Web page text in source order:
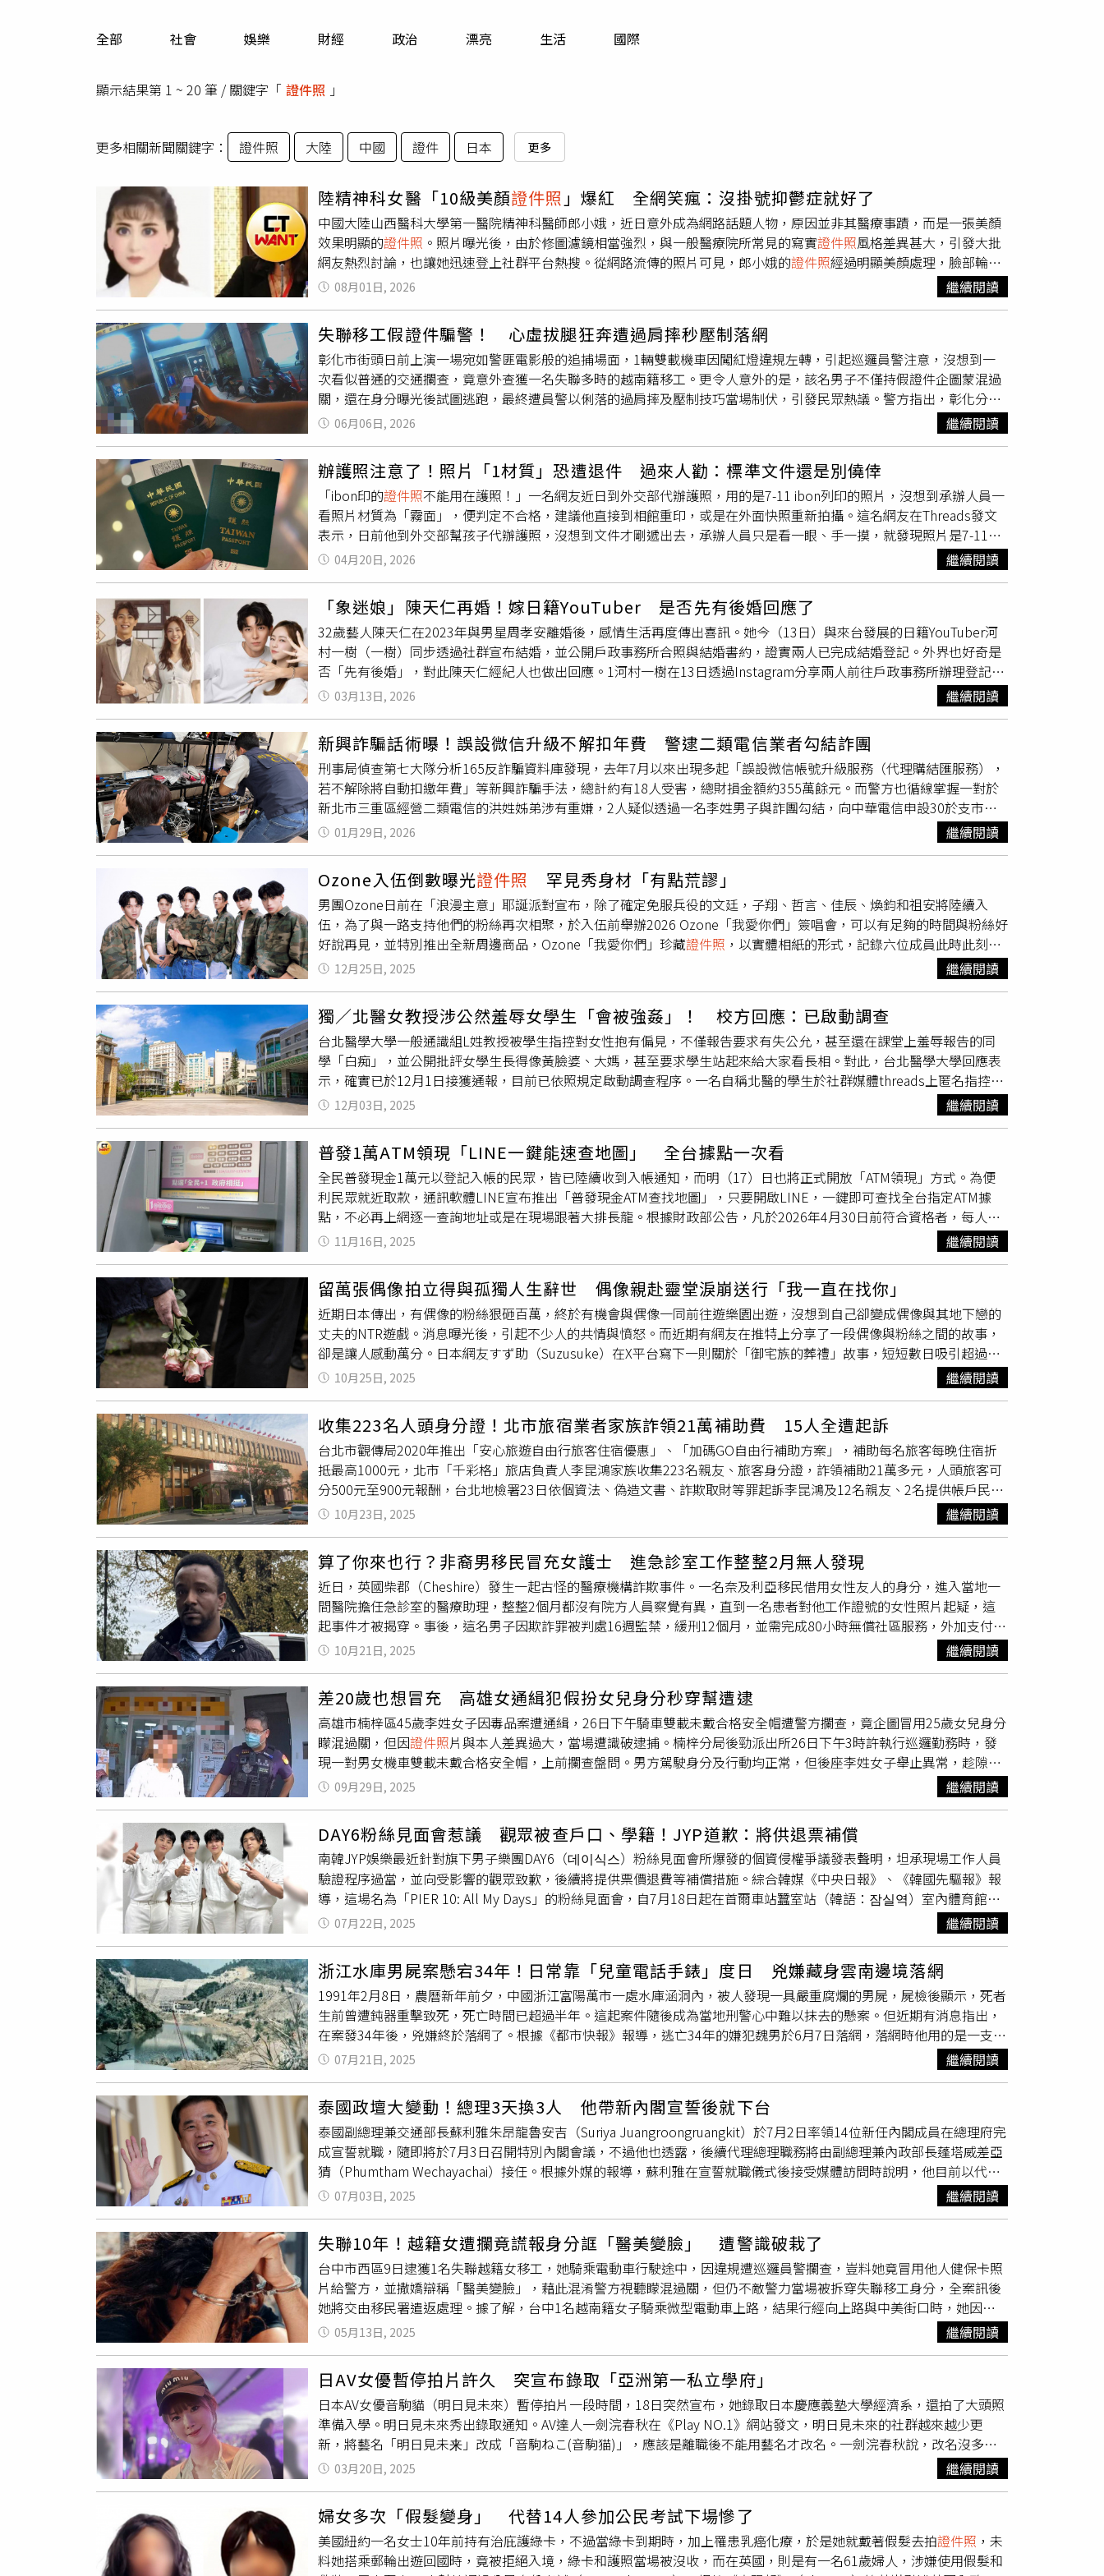
運勢
全部 社會 娛樂 財經 政治 漂亮 生活 國際
顯示結果第 1 ~ 20 筆 / 關鍵字「 證件照 」
更多相關新聞關鍵字： 證件照 大陸 中國 證件 日本 更多
陸精神科女醫「10級美顏證件照 」爆紅 全網笑瘋：沒掛號抑鬱症就好了
中國大陸山西醫科大學第一醫院精神科醫師郎小娥，近日意外成為網路話題人物，原因並非其醫療事蹟，而是一張美顏
效果明顯的證件照 。照片曝光後，由於修圖濾鏡相當強烈，與一般醫療院所常見的寫實證件照風格差異甚大，引發大批
網友熱烈討論，也讓她迅速登上社群平台熱搜。從網路流傳的照片可見，郎小娥的證件照經過明顯美顏處理，臉部輪
廓、膚質及五官都呈現高度修飾效果，與不少人印象中的醫師形象形成強烈反差。隨著話題持續發酵，有網友翻出她平
形成鮮明對比。兩組照片在
張證件照打破了外界對精神科醫師一向嚴肅、冷靜的刻板印象。另外，也有部分網友認為，照片是否經過美顏並不影響
醫師的專業能力，重點仍在於醫療品質與臨床經驗，呼籲外界不必過度放大外貌話題。有人指出，如今不少證件照拍攝
服務都提供美顏修圖功能，因此出現與本人略有差異的照片並不罕見。中國大陸山西醫科大學第一醫院精神科醫師郎小
娥，近日意外成為網路話題人物。（圖／翻攝自微博）
08月01日, 2026 繼續閱讀
失聯移工假證件騙警！ 心虛拔腿狂奔遭過肩摔秒壓制落網
彰化市街頭日前上演一場宛如警匪電影般的追捕場面，1輛雙載機車因闖紅燈違規左轉，引起巡邏員警注意，沒想到一
次看似普通的交通攔查，竟意外查獲一名失聯多時的越南籍移工。更令人意外的是，該名男子不僅持假證件企圖蒙混過
關，還在身分曝光後試圖逃跑，最終遭員警以俐落的過肩摔及壓制技巧當場制伏，引發民眾熱議。警方指出，彰化分局
民族路派出所巡佐翁士鈞於4日晚間執行巡邏勤務時，行經彰化市中正路與中華路口，發現一輛機車在紅燈時違規左
片與本人長相有明顯差異，雖然男子能
夠流利背誦證件上的姓名、出生年月日等個人資料，但仍無法消除員警心中的疑慮。面對警方持續追問與查證，男子神
情逐漸緊張。員警進一步檢查其手機內容時，意外發現真正的居留證照片，這才揭穿其冒用他人證件的行為。經警方確
認身分後，發現該名39歲鄧姓男子為越南籍失聯移工，長期未依規定接受管理，因此成為查緝對象。然而，就在警方準
備將鄧男帶往彰化專勤隊接受後續調查時，鄧男突然心虛失控，企圖趁隙逃離現場。巡佐翁士鈞見狀反應迅速，立即施
展平日警技訓練所學，以過肩摔及柔道壓制技巧將鄧男撂倒在地，成功阻止其逃脫。過程中，熱心民眾見警方獨自壓制
嫌犯，也主動上前協助，最終順利將鄧男上銬控制。警方表示，員警執勤時除了需要具備敏銳觀察力外，也必須仰賴平
日紮實的警技訓練，才能在突發狀況下迅速應變。本案訊後已依法移送彰化縣專勤隊處理，並辦理後續收容及遣返程
序。警方也呼籲，民眾切勿冒用他人證件或從事違法行為，以免觸法受罰，得不償失。
06月06日, 2026 繼續閱讀
辦護照注意了！照片「1材質」恐遭退件 過來人勸：標準文件還是別僥倖
「ibon印的證件照不能用在護照！」一名網友近日到外交部代辦護照，用的是7-11 ibon列印的照片，沒想到承辦人員一
看照片材質為「霧面」，便判定不合格，建議他直接到相館重印，或是在外面快照重新拍攝。這名網友在Threads發文
表示，日前他到外交部幫孩子代辦護照，沒想到文件才剛遞出去，承辦人員只是看一眼、手一摸，就發現照片是7-11
ibon列印的，但由於ibon輸出的是霧面材質，護照照片規定必須使用亮面照片，因此退回。原PO提到，承辦人員強調，
照片的格式、畫素都沒問題，但霧面就是不行，建議到相館重印，或是在外面快照重拍。不過，原PO也說，因為他代
辦，沒帶原始檔，更沒有帶本人，所以只能先回家。貼文曝光後，不少鄉民紛紛在底下留言，「若護照剩半年未過期，
去辦自然人憑證，線上申辦就可以直接上傳 證件照電子檔」、「我去萊爾富相片機印過，可以辦護照」、「台中辦護照
證件快照區有專人服務調整位置，花個百來元拍得蠻好看又不會因為格式畫素不足被退件」、「網路預約辦護照就不用
印大頭照了，政府官網上傳照片時會有頭像比例，自行調整成符合格式，但預約時要印出彩色版本的預約單才行」。也
有人說，「全家的亮面照片可以啊，2個月前才剛換護照」、「全家也不行，選亮面相片紙也一樣，都被退件過，櫃檯
人員當時跟我說只接受照相館」、「去給旅行社代辦，他們表示今年的大頭照只要不是照相館拍的，非常高的機率會被
退件，而且耳朵越來越嚴說要露出……在這裡奉勸大家還是去照相館拍，比較不會浪費時間，標準文件還是不要僥
倖」。
04月20日, 2026 繼續閱讀
「象迷娘」陳天仁再婚！嫁日籍YouTuber 是否先有後婚回應了
32歲藝人陳天仁在2023年與男星周孝安離婚後，感情生活再度傳出喜訊。她今（13日）與來台發展的日籍YouTuber河
村一樹（一樹）同步透過社群宣布結婚，並公開戶政事務所合照與結婚書約，證實兩人已完成結婚登記。外界也好奇是
否「先有後婚」，對此陳天仁經紀人也做出回應。1河村一樹在13日透過Instagram分享兩人前往戶政事務所辦理登記的
照片，並在貼文中寫下「我們今天去登記了！」同時附上結婚書約，字裡行間洋溢喜悅。他也以中日雙語向外界表示
「大家以後也請多多指教」、「よろしくお願い致します」。河村一樹透露，兩人為了辦理結婚登記事前準備不少文
件，包括拍攝
準備齊全，但到戶政事務所後才得知單身證明仍需進一步驗證，因此一度無法完成登記，之後補齊文件後順利完成手
續。針對外界關心是否「先有後婚」，陳天仁經紀人表示，陳天仁日前才在社群限時動態分享生理期到來的貼文，寫下
「我的大姨媽很少缺席重要日子」，藉此回應相關猜測。至於是否會補辦婚宴，經紀人也透露確實有相關規劃，但目前
尚未確定時間與細節。事實上，陳天仁去年被本刊拍到與河村一樹互動親密，兩人在街頭甜蜜約會畫面曝光後引發討
論。當時她透過經紀人回應表示「目前開心相處中，希望大家給點空間」，也被外界視為大方認愛。陳天仁2010年就讀
平鎮高中時，因在球場觀眾席替兄弟象（現為中信兄弟）加油而受到關注，一夕之間在網路爆紅，被封為「象迷娘」，
之後進入演藝圈，陸續參與多部廣告與戲劇演出。她在2021年與演員周孝安結婚並育有一名女兒，不過婚姻維持約2年
後在2023年宣布離婚。離婚後她曾因節目發言與人際關係話題多次登上新聞版面，如今宣布與河村一樹再度步入婚姻，
也讓不少粉絲感到驚喜。 在 Instagram 查看這則貼文 從 Instagram 分享的貼文
03月13日, 2026 繼續閱讀
新興詐騙話術曝！誤設微信升級不解扣年費 警逮二類電信業者勾結詐團
刑事局偵查第七大隊分析165反詐騙資料庫發現，去年7月以來出現多起「誤設微信帳號升級服務（代理購結匯服務），
若不解除將自動扣繳年費」等新興詐騙手法，總計約有18人受害，總財損金額約355萬餘元。而警方也循線掌握一對於
新北市三重區經營二類電信的洪姓姊弟涉有重嫌，2人疑似透過一名李姓男子與詐團勾結，向中華電信申設30於支市
話，以將詐團來電設微未顯示號碼，警方見時機成熟後也一舉將洪姓姊弟等9人逮捕到案。據了解，詐團多以「未顯
示」號碼撥打給民眾，等民眾上鉤後，以口述方式告知民眾假微信官網網址，以向「客服」申請解除服務，同時要求民
的洪姓姊弟於新北三重經營二類電信台傳科技有限公司，透過29歲的李姓男子牽線與詐團聯繫，以個人名義在多處商辦
大樓與客戶民宅內，向中華電信與遠傳電信等一類電信業者申請30餘線之市話電話與節費電話供IPPBX (網路電話交換
機)使用，透過事先設定「顯號功能關閉」，藉此將來自境外的網路電話（VoIP），轉置為其公司所申設的市話號碼，成
功規避境外門號攔阻機制，「偽裝」成隱藏號碼的市話撥打給被害人，大幅提高詐騙的成功率，亦可避免詐騙市號遭通
報停話。據悉，洪姓姊弟單單靠市話出租，短短半年內至少淨賺2160萬餘元。警方報請新北地檢署檢察官指揮偵辦，於
去年下旬分波展開查緝，共計查獲洪姓犯嫌等5人到案，並查扣網路電話交換機（IPPBX）、網路閘道器（Gateway）、
手機、存摺等贓證物。清查本案被害人計18人，合計財損金額達新臺幣355萬元，其中一名52歲女保險員遭詐150萬餘
元，全案後續依刑法加重詐欺、組織犯罪防制條例、詐欺犯罪危害防制條例等罪嫌移請地檢署偵辦。刑事局表示，微信
通訊軟體未於我國落地納管，一般民眾較難向官方客服詢問查證，使用上應特別小心偽冒或詐騙之情事，也呼籲二類電
信業者，應恪遵相關法規，避免電信服務遭詐團利用，共同守護民眾財產安全。亦提醒社會大眾，任何自稱銀行、客
服、公務機關，或是「未顯示號碼」的不明電話，均勿輕易相信其內容，如有接獲疑似詐騙電話或訊息，可搜尋打詐儀
錶板 https://165dashboard.tw/ 或撥打110及165反詐騙諮詢專線，避免上當受騙。
01月29日, 2026 繼續閱讀
Ozone入伍倒數曝光證件照 罕見秀身材「有點荒謬」
男團Ozone日前在「浪漫主意」耶誕派對宣布，除了確定免服兵役的文廷，子翔、哲言、佳辰、煥鈞和祖安將陸續入
伍，為了與一路支持他們的粉絲再次相聚，於入伍前舉辦2026 Ozone「我愛你們」簽唱會，可以有足夠的時間與粉絲好
好說再見，並特別推出全新周邊商品，Ozone「我愛你們」珍藏證件照 ，以實體相紙的形式，記錄六位成員此時此刻的
樣貌，作為入伍前全員合體的珍藏紀念。為了能讓粉絲紀念此時此刻與Ozone的相遇，Ozone打造全新三款造型的證件
，這次的運動服和背心造型都是他們首次的嘗試，尤其成員們秀出很少曝光的肩膀和手臂的背心造型，他們打趣說是
「福利大放送」，也讓平時不穿「吊嘎」的煥鈞說：「其實拍這套時一直都有些不自在。」祖安坦承一開始抓不到拍攝
的感覺，後來決定嘗試平時拍照不會用到的表情，裝可愛、搞怪樣樣來，笑說：「覺得自己有點荒謬，沒想到成效很
好。」佳辰也努力擺出各式不會出現在證件照上的表情，笑問：「邊拍邊想這樣真的可以嗎？是很特別的體驗。」哲言
為了這次的拍攝特別剪短頭髮，「希望看起來乾淨俐落、乖一點，結果不管怎麼弄還是脫離不了痞帥風！」他拍照時，
煥鈞不斷說他很像偷吃糖果被抓到，讓他笑到停不下來，子翔也補充：「在其他成員拍的時候，大家會一直指定動作，
氣氛非常歡樂。」Ozone打造全新
，煥鈞表示
，忍不住「欸額」一聲，笑說：「怎麼看怎麼怪！」文廷也不滿意自己以前
的 證件照，「 證件照一定要露出眉毛，我的瀏海總是弄巧成拙，硬被撥成中分」子翔表示拍
緊張，最後乾脆去路邊的自助拍。佳辰則是因為拍證件照
時耳朵露不出來，攝影師在他耳朵後面墊衛生紙，硬把耳朵撐
開，他笑說：「那張照片我看起來像個精靈。」而祖安的證件照是染淺髮色時拍攝，之後染回黑髮要出國時，他說：
「常常過海關時都看很久。」子翔、哲言、佳辰、煥鈞和祖安即將入伍，都希望利用這段期間暫時放下長期高壓、繁忙
的工作，可以好好休息、充電一番，祖安表示，成員們盡早完成該盡的義務，這樣才能更快全員回歸跟大家見面。子翔
說：「希望我們五個都能平安、不受傷，之後合體再出發。」佳辰表示會和子翔一起入伍，「希望我們可以成為同學，
也抱著期待的心情，去體驗人生每一個階段該經歷的事。」負責留守的文廷希望成員們平安健康回來，他說：「即使自
己一個人的時候，我也會在心裡惦記著你們，這段時間我會把大家的份一起努力。」
12月25日, 2025 繼續閱讀
獨／北醫女教授涉公然羞辱女學生「會被強姦」！ 校方回應：已啟動調查
台北醫學大學一般通識組L姓教授被學生指控對女性抱有偏見，不僅報告要求有失公允，甚至還在課堂上羞辱報告的同
學「白痴」，並公開批評女學生長得像黃臉婆、大媽，甚至要求學生站起來給大家看長相。對此，台北醫學大學回應表
示，確實已於12月1日接獲通報，目前已依照規定啟動調查程序。一名自稱北醫的學生於社群媒體threads上匿名指控任
職於台北醫學大學一般通識組的L姓教授對女性抱有偏見，且會在課堂報告的規定上出現明顯不合理要求，其中包括要
放在最尾頁，在學生報告到此頁時，L姓
教授還會對學生的長相指指點點，甚至比較同學之間誰比較漂亮。此外，貼文指控L姓教授在課堂中會要求修課學生製
作100多頁的報告，在同學報告完畢以後再評學生拖時間，然後用「打零分」要脅，並批評報告的同學白痴，連續責罵
同學2節課的情形，為了學期成績，學生也只好放下尊嚴任其責備。更荒唐的是，貼文中提到L姓教授在課堂上羞辱女學
生長相，批評女學生長得像黃臉婆、大媽並要求女學生站起來給大家看長相。事發以後，發文者曾在下課後和L姓教授
反應批評學生長相以及整組零分對有做事的人不公平，但L姓教授僅回覆「謝謝妳跟我討論這個，但是妳的建議，我要
怎麼做是我的決定」並要求該名學生傳系級、姓名給她。貼文還指出，這位L姓教授已經任職30年，過去曾收過許多投
訴信件，但都石沉大海，後台似乎十分強硬。發文者表示，自己手中握有錄音檔，強調自己仍然尊重她是老師的身份，
也欣賞她出國多次且有很強的專業知識、報告要求實際等優點，且不希望老師的私生活被打擾，也請網友不要肉搜該教
師，強調若是害老師的個資被洩漏、影響到正常生活，「願意在下學期或下學年自請退學或重考學測」。貼文下，也有
人表示同樣深受其害，並留言指11月24日時，曾被該名L姓教授在教室公開羞辱「穿這種裙子，妳知道要怎麼坐嗎？我
都看到妳裡面的顏色了」、「會被強姦的就是這種穿著」並引得台下男生哄堂大笑，而該名留言者也表示，目前已經啟
動教育部校安通報程序。本刊曾致電台北醫學大學詢問相關回應，台北醫學大學表示，已於12月1日接獲相關訊息，目
前已經依規啟動程序，並採取相關之必要措施，以確保學生安心學習及並維護其相關權益。另外，由於給L姓教授的
Office hour無法配合本刊截稿時間，於是記者透過E-mail詢問L姓教授對於相關指控的回應與澄清，不過截至本刊的截稿
時間仍未獲得回覆。
12月03日, 2025 繼續閱讀
普發1萬ATM領現「LINE一鍵能速查地圖」 全台據點一次看
全民普發現金1萬元以登記入帳的民眾，皆已陸續收到入帳通知，而明（17）日也將正式開放「ATM領現」方式。為便
利民眾就近取款，通訊軟體LINE宣布推出「普發現金ATM查找地圖」，只要開啟LINE，一鍵即可查找全台指定ATM據
點，不必再上網逐一查詢地址或是在現場跟著大排長龍。根據財政部公告，凡於2026年4月30日前符合資格者，每人皆
可領取1萬元，並提供「登記入帳、ATM領現、郵局領現、直接入帳、造冊發放」5種領取方式。領取期間即日起至2026
年4月底止。只要是國內現有戶籍國民，或2026年4月出生的新生國民、取得居留許可的無戶籍國民、取得永久居留許可
的外國人，以及大陸地區、港澳、外國人為我國國民的配偶並取得居留許可，還有政府機關因公派駐國外人員及其具我
國國籍眷屬，以上身分都符合領取資格。開放ATM領現時間為11月17日，據銀行局公開資料，有16家指定金融機構ATM
貼有識別貼紙之ATM機台可領取普發現金，包括台灣銀行、土地銀行、合庫銀行、第一銀行、華南銀行、彰化銀行、兆
豐銀行、中小企銀、國泰世華銀行、台新銀行、中信銀行、玉山銀行、元大銀行、永豐銀行、台北富邦銀行以及中華郵
政公司。對此，LINE表示，透過電腦或手機都能開啟LINE熱點「2025一萬元普發ATM位置地圖」網頁，點擊左上角
「重新定位」，就會依離您目前距離最近位置，排列顯示鄰近普發ATM機台地點；除了ATM清單列表外，還可以點擊底
下「地圖」按鈕切換成地圖模式，能夠透過Google地圖查詢最近的ATM地點。若是要在LINE App自行尋找，打開App主
頁後，從服務區塊點選「顯示全部」，生活類就能找到「LINE熱點」功能，直接搜尋「一萬」就會找到「2025一萬元普
發ATM」。LINE今年再度協助政府整合資訊，希望讓民眾無論在家中、通勤途中或辦公期間，都能快速查詢鄰近可領現
的ATM。用戶可透過點擊查詢連結或掃描QR Code，即可打開地圖查看鄰近可領現的ATM位置；也可將連結轉發給長輩
或親友，協助不熟悉數位工具者輕鬆找到領錢地點。一鍵查找鄰近可領取普發現金的ATM據點。（圖／LINE提供）財政
部說明，ATM領取方式相當簡易，民眾僅需準備全國金融機構任一家之提款卡、身分證字號或居留證證號，以及發放對
象之健保卡號，指定金融機構設置的ATM機台，依ATM畫面指示輸入資料即可完成領取；若父母或監護人代領未滿13歲
孩童的普發現金，代領人請持自身提款卡至ATM插卡操作，依畫面指示輸入代領人身分證號，以及孩童的健保卡號即可
完成代領。警方提醒，詐騙集團常藉由普發現金名義混入假訊息，假冒政府機構傳送釣魚簡訊或假連結。民眾務必確認
網站結尾為「.gov.tw」，且政府不會要求提供提款卡、帳號密碼或身分證件照片。如遇可疑訊息，可撥打165反詐騙專
線查證。
11月16日, 2025 繼續閱讀
留萬張偶像拍立得與孤獨人生辭世 偶像親赴靈堂淚崩送行「我一直在找你」
近期日本傳出，有偶像的粉絲狠砸百萬，終於有機會與偶像一同前往遊樂園出遊，沒想到自己卻變成偶像與其地下戀的
丈夫的NTR遊戲。消息曝光後，引起不少人的共情與憤怒。而近期有網友在推特上分享了一段偶像與粉絲之間的故事，
卻是讓人感動萬分。日本網友すず助（Suzusuke）在X平台寫下一則關於「御宅族的葬禮」故事，短短數日吸引超過
1,600萬次瀏覽。也讓人看到偶像與粉絲之間更讓人為之動容的關係。自稱任職於葬儀相關行業的すず助，於20日分享
了一名五十多歲男性死者的經歷。該名男子終生未婚、在上市企業任職管理職。雖然職位不低，但他獨居於一間屋齡40
年的1K（只有一個廚房的套房）老公寓，房內十分簡樸，僅有一張桌子、椅子與衣架，但壁櫥裡卻整齊堆滿偶像周邊，
特別是約1萬張拍立得（チェキ），幾乎全是同一位偶像的照片。すず助描述，根據他的估算，這些拍立得的價值足以
購買一輛高級車「我想，這些是他活著的意義吧。」而死者的家屬對這些收藏，不僅不以為意，甚至稱其「沒有價
值」，但在すず助的建議下，遺照並非採用死者的公司證件照，而選擇了一張與偶像的雙人合照，讓遺容更顯自然溫
暖。葬禮當天，只有父母與姐姐夫婦參加，氣氛平靜。當誦經儀式即將結束、家屬準備向遺體道別時，一位穿著正式黑
色套裝、留著長髮的女子走進靈堂。該名女子正是死者生前追隨的偶像本人。すず助表示，自己事前曾根據拍立得上的
姓名與簽名，推測出該偶像的身分，並在不抱期望的情況下私訊告知葬禮訊息「沒想到她真的來了」。那名偶像在靈前
情緒激動，一邊哭泣一邊說「我一直在找你，謝謝你。」她顫抖著將一疊疊拍立得放入棺中，陪伴粉絲走完最後一程。
すず助回憶，這是一場「讓御宅族無憾的葬禮」。他形容，這樣的相遇讓人相信，人與人之間的聯繫並不僅限於現實，
而是一種彼此理解與信任的延續。該篇貼文隨即在日本社群上掀起廣泛回響。多名網友留言表示淚崩。一名使用者寫道
「被自己所推的偶像送行，手機螢幕都模糊了。」也有網友留言表示「偶像說出『我一直在找你』這句話，讓人擔心她
與那位粉絲的心究竟有多相通。」不少網友認為，這不僅是一段哀傷的故事，更描繪了御宅族文化中最純粹的情感。有
網表示「這種粉絲與偶像的關係與跟蹤狂完全不同，因為他在現實裡腳踏實地，只在被允許的距離內支持偶像，所以她
才會前來致哀。」也有網友留言「御宅族真了不起，而那位偶像也很偉大，希望她能因此被更多人看見。」另有網友分
享類似經驗，提到偶像有坂愛海（Arisaka Manami）曾為一名孤獨過世的粉絲舉辦追悼演唱會，粉絲們手持應援棒向遺
照揮舞，場面感人。許多人感嘆，這些故事顯示出粉絲文化不只是狂熱與消費，更是人與人之間最真誠的羈絆。
10月25日, 2025 繼續閱讀
收集223名人頭身分證！北市旅宿業者家族詐領21萬補助費 15人全遭起訴
台北市觀傳局2020年推出「安心旅遊自由行旅客住宿優惠」、「加碼GO自由行補助方案」，補助每名旅客每晚住宿折
抵最高1000元，北市「千彩格」旅店負責人李昆鴻家族收集223名親友、旅客身分證，詐領補助21萬多元，人頭旅客可
分500元至900元報酬，台北地檢署23日依個資法、偽造文書、詐欺取財等罪起訴李昆鴻及12名親友、2名提供帳戶民眾
共15人。另提供證件的「人頭旅客」74人因認罪，報酬金額不高，均獲緩起訴處分1年，各須支付公庫1萬至5萬元不等
處分金。還有98人分別因情節輕微，或罪嫌不足，予以不起訴處分。2020年新冠疫情趨緩，交通部觀光局在全國推動
「安心旅遊自由行旅客住宿優惠」，提供住宿折扣與加碼好禮。提供每名旅客每晚住宿折抵最高1000元，離島旅客可額
外再申請一次。 申請者需為國民，須在活動期間內於活動專區登錄身分證號並入住參與活動的合法旅宿業。起訴指出，
北市「千彩格精品旅店」負責人李昆鴻與親友經營「千彩格旅店」，另友人在馬祖經營民宿「芹壁山莊」，李昆鴻等人
北市觀傳局自2020年7月1日起至10月31日辦理「安心旅遊自由行旅客住宿優惠活動」，召集親友提供自己或其他親
友、「芹壁山莊」客人共184人身分證或健保卡。李昆鴻指示千彩格櫃檯人員，將這些身分資料偽稱申請人登錄至旅店
訂房系統，並開立不實統一發票，一併上傳至「安心旅遊活動」業者專區，藉此詐領申請人每人1000元補助，北市觀傳
局撥款18萬4000元予千彩格旅店，申請人則可分得500元至800元不等報酬。另李昆鴻等人利用北市觀傳局自2020年12
月24日至2021年3月7日辦理「台北加碼GO自由行補助方案」，召集親友提供自己或其他親友共39人證件，由李將
照片傳送到千彩格旅店官方Line，再指示櫃檯人員以相同手法登錄上傳「台北加碼GO活動」業者專區，詐領3萬9000元
補助，申請人則可分得500至900元報酬。
10月23日, 2025 繼續閱讀
算了你來也行？非裔男移民冒充女護士 進急診室工作整整2月無人發現
近日，英國柴郡（Cheshire）發生一起古怪的醫療機構詐欺事件。一名奈及利亞移民借用女性友人的身分，進入當地一
間醫院擔任急診室的醫療助理，整整2個月都沒有院方人員察覺有異，直到一名患者對他工作證號的女性照片起疑，這
起事件才被揭穿。事後，這名男子因欺詐罪被判處16週監禁，緩刑12個月，並需完成80小時無償社區服務，外加支付
239英鎊的費用和附加費。外媒也指出，發生這起怪事的意願，正是英國知名的「殺人護士」露西‧萊特比（Lucy
Letby）工作過的醫院。萊特比在2015年至2016年期間，涉嫌以替新生兒注射空氣並餵食胰島素的方式，殺害7名無辜
的嬰兒，並密謀再殺掉另外多名嬰兒。綜合外媒報導，這起事件發生在英國柴郡的切斯特伯爵夫人醫院（Countess of
Chester Hospital）。33歲奈及利亞移民盧修斯‧恩喬庫（Lucius Njoku）涉嫌在在2025年2月到4月期間，假借他在該
院工作的女性友人喬伊絲‧喬治（Joyce George）的身分，進入該院的急診部門擔任醫療助理長達2個月。恩喬庫的工
作是照顧重症病患，包含替他們盥洗身體、更衣並且進行日常觀察紀錄。令人驚訝的是，儘管他配戴的工作證件照 片上
明顯是女性，醫院同事2個多月來始終察覺異樣。直到一名疑心重的病人當面質疑恩喬庫的身份，這起事件才因此曝
光。據了解，恩喬庫原本也是一名合格護士，以學生的身分到英國進修。他的妻子則是英國國民保健署（National
Health Service，NHS）的醫療工作者，2人同住埃爾斯米爾港（Ellesmere Port）。事發時恩喬庫尚未通過安全審查，
因此並無在當地醫療機構工作的資格。而將身分借給恩喬庫的32歲女性友人喬治，同樣也是一名奈及利亞人，她與恩喬
庫夫妻同住在埃爾斯米爾港，並透過仲介機構介紹在切斯特伯爵夫人醫院獲得了醫療助理的工作，卻將證件交給恩喬
庫，由他頂替自己去醫院工作。事發之後，恩喬庫被依欺詐罪被判處16週監禁，緩刑12個月，並需完成80小時無償社區
服務，外加支付239英鎊（約新台幣9800元）的費用。但因為恩喬庫的簽證依賴妻子的工作許可，因此暫無立即被驅逐
出境的風險，但若再犯，可能引起內政部注意。外媒指出，目前恩喬庫已經取得相關授權，但他選擇離開醫療業從事其
他工作。另一方面，將身分出借的喬治則在被控欺詐後逃離英國，據信她如今已經返回奈及利亞，但遭到柴郡地方法院
對她發出逮捕令。外媒還提到，切斯特伯爵夫人醫院近年來備受爭議，知名的殺人護士露西‧萊特比（Lucy Letby）在
2012年至2018年間於此任職。她於2015年至2016年謀殺7名嬰兒，並企圖殺害另外7名嬰兒，遭判15項無期徒刑，目前
正在服刑中。而該間醫院的3名前高階主管也因為重大過失殺人罪接受當局的調查。恩喬庫在該院工作雖未引起重大疏
失，但他能繞過該院的安全審查程序順利入職，再度讓這間醫院的安全與工作嚴謹遭到大眾質疑。
10月21日, 2025 繼續閱讀
差20歲也想冒充 高雄女通緝犯假扮女兒身分秒穿幫遭逮
高雄市楠梓區45歲李姓女子因毒品案遭通緝，26日下午騎車雙載未戴合格安全帽遭警方攔查，竟企圖冒用25歲女兒身分
矇混過關，但因證件照片與本人差異過大，當場遭識破逮捕。楠梓分局後勁派出所26日下午3時許執行巡邏勤務時，發
現一對男女機車雙載未戴合格安全帽，上前攔查盤問。男方駕駛身分及行動均正常，但後座李姓女子舉止異常，趁隙往
飲料店方向移動，聲稱想買飲料。警方要求李女出示證件查驗，李女提供一名25歲女子的個人資料。員警比對照片發現
明顯是不同人，年齡差距過大引起懷疑。李女見難以矇混過關，才坦承自己是毒品案通緝犯身分，所提供的25歲女性資
料為其女兒。警方當場將李女逮捕帶回，並解送橋頭及高雄地檢署歸案。
09月29日, 2025 繼續閱讀
DAY6粉絲見面會惹議 觀眾被查戶口、學籍！JYP道歉：將供退票補償
南韓JYP娛樂最近針對旗下男子樂團DAY6（데이식스）粉絲見面會所爆發的個資侵權爭議發表聲明，坦承現場工作人員
驗證程序過當，並向受影響的觀眾致歉，後續將提供票價退費等補償措施。綜合韓媒《中央日報》、《韓國先驅報》報
導，這場名為「PIER 10: All My Days」的粉絲見面會，自7月18日起在首爾車站蠶室站（韓語：잠실역）室內體育館舉
行。然而，部分參與的粉絲在社群媒體爆料，自己雖已依事前公告攜帶身分證件，現場工作人員仍要求出示額外資料，
包括金融憑證、學籍紀錄，甚至是家長的身分證與戶籍謄本。一名粉絲表示，她即使提供通訊軟體「KakaoTalk」的金
融認證，現場工作人員仍質疑自己的樣貌與證件照 片是否相符，甚至拒絕讓她入場。工作人員除了反覆驗證身分文件，
還有目擊者指出，部分粉絲出示的證件竟被工作人員拍照後上傳至團體聊天群組，引發隱私外洩疑慮。隨著相關爭議持
續擴大，不少人質疑JYP娛樂及其委外營運單位是否已嚴重侵害觀眾隱私。JYP娛樂面對爭議於7月21日透過官方社群媒
體發布道歉聲明，稱對因身分驗證導致無法順利入場或感受受損的觀眾表達歉意。JYP娛樂表示，此次工作人員過度驗
證行為並非公司初衷，原意是為防止黃牛票與非法轉售行為，保障真正購票粉絲的權益。但公司承認在此次活動中未能
妥善管理委外人員，導致現場應變與隱私保護不當。JYP娛樂強調，公司將與營運單位釐清責任，承諾未來會避免任何
最後，JYP娛樂再次向受影響的粉絲道歉，並表示將全力確保後續場次的見面會能順利進行，讓粉絲帶著愉快的心情參
與活動。JYP娛樂聲明韓文中譯版：大家好，我們是JYP Entertainment。首先，針對此次 DAY6第4次粉絲見面會〈PIER
10: All My Days〉的入場本⼈確認程序所造成的不便與損害，我們向觀眾們深深致歉。我們已確認本次演出中出現過度
要求與收集個人資料的情形。在將入場管理委託給營運公司進行的過程中，出現了要求不必要個資、為了確認附帶文件
而收集觀眾個人資料並分享等行為，導致觀眾們產生不便。過往我們在進行公演時所執行的本⼈確認程序，是為了區分
實際觀賞者與透過不正當手段非法販售門票的人，以保護觀眾們。不過，此次情況中，我們未能展現出彈性應對與妥善
管理的責任。我們對此事負有責任，未來將更加嚴謹管理，避免侵犯個人隱私與不公正地收集個人資訊的事件再次發
生。同時，我們也將與營運公司查明事實，針對本次因過度本⼈確認程序而未能入場的觀眾們，我們承諾將提供票券退
費補償，補償程序的詳細說明將另行公告。再次就此次對觀眾造成的傷害致上深切的歉意。我們會盡最大努力，讓後續
的粉絲見面會能以愉快的心情觀賞。
07月22日, 2025 繼續閱讀
浙江水庫男屍案懸宕34年！日常靠「兒童電話手錶」度日 兇嫌藏身雲南邊境落網
1991年2月8日，農曆新年前夕，中國浙江富陽萬市一處水庫涵洞內，被人發現一具嚴重腐爛的男屍，屍檢後顯示，死者
生前曾遭鈍器重擊致死，死亡時間已超過半年。這起案件隨後成為當地刑警心中難以抹去的懸案。但近期有消息指出，
在案發34年後，兇嫌終於落網了。根據《都市快報》報導，逃亡34年的嫌犯魏男於6月7日落網，落網時他用的是一支兒
童電話手錶，而非智慧型手機，充分顯示其低調度日的逃亡生活。案發當年，死者身上只找到一串鑰匙和一條舊皮帶，
經警方比對，發現有外地人報案尋找失蹤家屬，失蹤者為木材商李男。當李男的女兒看到那條舊皮帶後立刻認出，那正
是父親多年來所用之物。警方調查發現，李男原是受富陽當地人魏男邀請，前來做木材生意後失聯。確認死者身份後，
魏男卻突然人間蒸發，親友均稱不知去向。當年富陽刑警根據僅有的線索，追查到魏男曾在廣西寧明縣某石料場工作，
警方遠赴當地，發現工人名單中寫有「浙江魏XX」，但人已提前一週離開。後續在鄰近憑祥市又得知他曾出現找工作，
但再度失去蹤影。當年邊境不穩，刑警們為了緝兇在陌生環境中水土不服，頂著潮熱與病痛堅持搜查，無奈線索斷裂，
魏男從此消失。30多年來，這起案件始終無解，刑警每逢有新線索就跨省追查，從安徽石場到湖南煤窯，均徒勞無功。
現任富陽分局刑偵副隊長應登曉初入重案組時便耳聞此案，他回憶前輩們對此案之執著，潛移默化影響他至今。而在
2025年，警方掌握到情報，顯示魏男可能藏身雲南邊境某小鎮，當年以「外省人」稱呼，無戶籍，靠替人開車與開採石
場維生，手續一律用假名辦理。專案組立刻趕赴雲南，在大量紙本檔案中發現其2006年留存的
認正是魏男。6月7日下午，魏男身穿紅色短袖、皮鞋筆挺，現身警方視線，雖人到暮年，眉目仍與當年通緝令如出一
轍。當刑警當場喊出其名字時，他渾身一震，直到戴上手銬，都未能完整說出一句話。魏男落網後坦承，1990年為了搶
劫李男的數千元財物，將其帶至涵洞殺害。多年來他做噩夢，夢見涵洞冷風不斷吹拂，難以成眠。他隱姓埋名於小村裡
過活，村民皆知他為外地人，性格沉默寡言，不惹事，生活處處低調。他不敢辦卡、不考駕照，連住宿都借用他人身
份，出門靠人載，生活處處受限。命運捉弄之下，魏男生意屢屢失敗，從木材轉至礦場，每每收場淒慘。晚年他獨居狹
小出租屋，行事愈加謹慎，通訊只用功能性手機與電話手錶，不敢留下紀錄。案件宣告偵破時，當年負責的老刑警洪三
健已屆退休，他翻出泛黃筆記，筆記清楚記錄1991年2月8日「水庫涵洞內發現屍體」等細節。這些筆記伴隨他刑警生涯
數十載，記下生活與案件每個細節。洪三健的辦案筆記。（圖／翻攝自微博）
07月21日, 2025 繼續閱讀
泰國政壇大變動！總理3天換3人 他帶新內閣宣誓後就下台
泰國副總理兼交通部長蘇利雅朱昂龍魯安吉（Suriya Juangroongruangkit）於7月2日率領14位新任內閣成員在總理府完
成宣誓就職，隨即將於7月3日召開特別內閣會議，不過他也透露，後續代理總理職務將由副總理兼內政部長蓬塔威差亞
猜（Phumtham Wechayachai）接任。根據外媒的報導，蘇利雅在宣誓就職儀式後接受媒體訪問時說明，他目前以代理
總理身份處理相關政務，原因是憲法法院初步裁定總理需暫停職務。不過根據安排，蓬塔將於7月3日宣誓就職後正式接
替代理總理職責。蘇利雅強調，在代理總理任內，他將依據國家行政法規，全力以赴履行職責，不懈怠、不懈怠。談及
與總理佩通丹西那瓦（Paetongtarn Shinawatra）共事的經歷，蘇利雅表示，過去十個多月以來，他見證佩通丹全心投
入工作，作風堅定，從未考慮個人利益，並始終要求所有部長廉潔自律。他也就近日公開的音頻片段作出說明，強調無
論是泰國還是柬埔寨，雙方均致力於和平合作，音頻內容無意削弱軍隊角色，且總理對此表示支持，因此希望媒體不要
誤解。對於7月3日內閣會議上是否會正式確認佩通丹的總理資格，蘇利雅指出，內閣秘書處與法律單位已徹底審查相關
法條，並獲得國務委員會秘書長協助，確保程序合法無虞。他對一切安排充滿信心，並已徵詢政府法律顧問的意見。此
外，蘇利雅透露，就職儀式後極可能召開特別內閣會議，討論並分配副總理及總理辦公室部長的具體職責。根據媒體掌
，隨後由蘇利雅帶隊，於上午9時45分搭乘總理
秘書處提供的專車前往覲見政府高層。覲見儀式結束後，預計將於當日下午召開特別內閣會議，進一步推進新內閣運
作。
07月03日, 2025 繼續閱讀
失聯10年！越籍女遭攔竟謊報身分誆「醫美變臉」 遭警識破栽了
台中市西區9日逮獲1名失聯越籍女移工，她騎乘電動車行駛途中，因違規遭巡邏員警攔查，豈料她竟冒用他人健保卡照
片給警方，並撒嬌辯稱「醫美變臉」，藉此混淆警方視聽矇混過關，但仍不敵警力當場被拆穿失聯移工身分，全案訊後
她將交由移民署遣返處理。據了解，台中1名越南籍女子騎乘微型電動車上路，結果行經向上路與中美街口時，她因違
規未禮讓行人遭攔，警方隨即上前要求出示證件，但她卻閃爍其詞，甚至自稱姓陳且來台9年，但詭異的是她對居留證
片，最後她冒用他人健保卡照片供警方比對身分。警方表示，台中市第一分
醫美，有紋唇紋眉，年輕的照片本來就會差啦！」，甚至撒嬌笑稱「沒事啦帥哥」，試圖花言巧語躲過查緝，但警方仍
嚴肅依法將她帶至專勤隊查證身分。警方說明，經核對身分後確認她是41歲黃姓女子，且她抵台後於2015年逃跑，截至
今日已逾期居留長達10年又55天，至於她冒用身分及非法居留的部分，經偵辦後將移送移民署遣返並限制入境，警方同
時呼籲民眾，切勿將身分證件借予他人使用，避免觸犯法條，警方也將持續加強取締，藉此維護社會治安。
05月13日, 2025 繼續閱讀
日AV女優暫停拍片許久 突宣布錄取「亞洲第一私立學府」
日本AV女優音駒貓（明日見未來）暫停拍片一段時間，18日突然宣布，她錄取日本慶應義塾大學經濟系，還拍了大頭照
準備入學。明日見未來秀出錄取通知。AV達人一劍浣春秋在《Play NO.1》網站發文，明日見未來的社群越來越少更
新，將藝名「明日見未来」改成「音駒ねこ(音駒猫)」，應該是離職後不能用藝名才改名。一劍浣春秋說，改名沒多
久，明日見未来就說自己考上慶應義塾大學經濟系，還附上
。據2023年QS世界大學排行榜，慶應義塾大學是全
球第214名，在亞洲排第34名，經濟系是該校最早設的三個學系之一，在日本學界佔有一席之地。一劍浣春秋指出，本
來以為明日見未来不拍片，會不知道自己要做什麼，沒想到上好學校，「希望這位個子高挑身材極度姣好的女優去唸書
的時候不要被騷擾，能夠順利完成學業，真的恭喜。」據悉，明日見未来有傲人的G罩杯，出道前是一位有10萬粉絲的
YouTuber，而她本來是一位護理師，同時經營個人YouTube頻道，出道前不露臉，拍擦邊球影片，2021她以藝名「明日
見未來」正式出道。明日見未來身材姣好。
03月20日, 2025 繼續閱讀
婦女多次「假髮變身」 代替14人參加公民考試下場慘了
美國紐約一名女士10年前持有治庇護綠卡，不過當綠卡到期時，加上罹患乳癌化療，於是她就戴著假髮去拍證件照 ，未
料她搭乘郵輪出遊回國時，竟被拒絕入境，綠卡和護照當場被沒收，而在英國，則是有一名61歲婦人，涉嫌使用假髮和